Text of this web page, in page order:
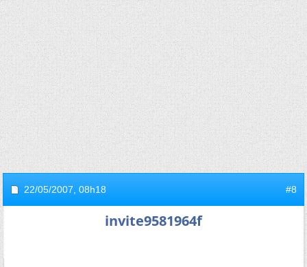
22/05/2007, 08h18 #8
invite9581964f